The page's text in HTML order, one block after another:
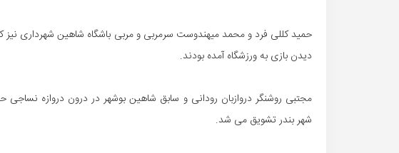
حمید کللی فرد و محمد میهندوست سرمربی و مربی باشگاه شاهین شهرداری نیز که
دیدن بازی به ورزشگاه آمده بودند.
مجتبی روشنگر دروازبان رودانی و سابق شاهین بوشهر در درون دروازه نساجی
شهر بندر تشویق می شد.